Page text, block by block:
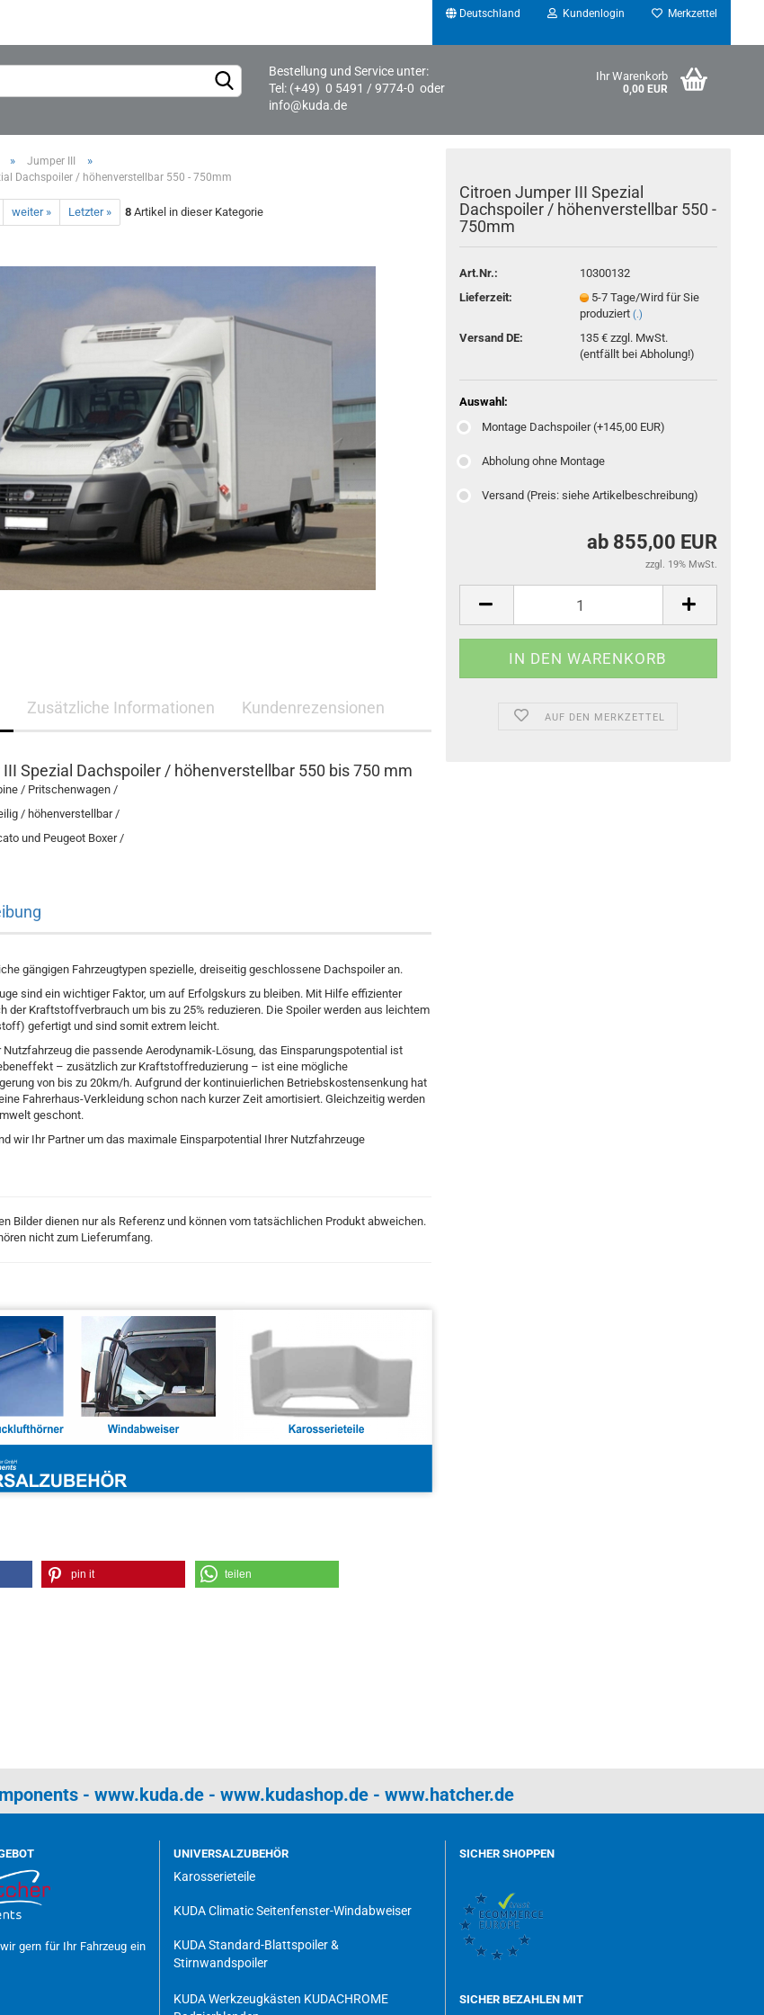
Deutschland
Lieferland
Kundenlogin
Passwort vergessen?
Merkzettel
Bestellung und Service unter:
Tel: (+49) 0 5491 / 9774-0 oder
info@kuda.de
Ihr Warenkorb
0,00 EUR
» Jumper III »
Dachspoiler / höhenverstellbar 550 - 750mm
weiter » Letzter » 8Artikel in dieser Kategorie
Citroen Jumper III Spezial
Dachspoiler / höhenverstellbar 550 -
750mm
Art.Nr.:
10300132
Lieferzeit:
5-7 Tage/Wird für Sie
produziert(.)
Versand DE:
135 € zzgl. MwSt.
(entfällt bei Abholung!)
Auswahl:
Montage Dachspoiler (+145,00 EUR)
Abholung ohne Montage
Versand (Preis: siehe Artikelbeschreibung)
ab 855,00 EUR
zzgl. 19% MwSt.
AUF DEN MERKZETTEL
Zusätzliche Informationen Kundenrezensionen
Spezial Dachspoiler / höhenverstellbar 550 bis 750 mm
/ Pritschenwagen /
/ höhenverstellbar /
und Peugeot Boxer /
gängigen Fahrzeugtypen spezielle, dreiseitig geschlossene Dachspoiler an.
sind ein wichtiger Faktor, um auf Erfolgskurs zu bleiben. Mit Hilfe effizienter
der Kraftstoffverbrauch um bis zu 25% reduzieren. Die Spoiler werden aus leichtem
gefertigt und sind somit extrem leicht.
die passende Aerodynamik-Lösung, das Einsparungspotential ist
– zusätzlich zur Kraftstoffreduzierung – ist eine mögliche
von bis zu 20km/h. Aufgrund der kontinuierlichen Betriebskostensenkung hat
Fahrerhaus-Verkleidung schon nach kurzer Zeit amortisiert. Gleichzeitig werden
geschont.
wir Ihr Partner um das maximale Einsparpotential Ihrer Nutzfahrzeuge
Bilder dienen nur als Referenz und können vom tatsächlichen Produkt abweichen.
nicht zum Lieferumfang.
pin it teilen
- www.kuda.de- www.kudashop.de- www.hatcher.de
gern für Ihr Fahrzeug ein
UNIVERSALZUBEHÖR
Karosserieteile
KUDA Climatic Seitenfenster-Windabweiser
KUDA Standard-Blattspoiler &
Stirnwandspoiler
KUDA Werkzeugkästen KUDACHROME
SICHER SHOPPEN
SICHER BEZAHLEN MIT